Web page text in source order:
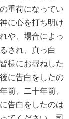
重荷になってい
に心を打ち明け
や、場合によっ
され、真っ白
様にお尋ねした
に告白をしたの
前、二十年前、
告白をしたのは